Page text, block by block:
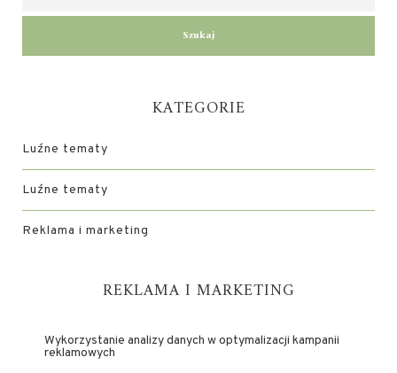
KATEGORIE
Luźne tematy
Luźne tematy
Reklama i marketing
REKLAMA I MARKETING
Wykorzystanie analizy danych w optymalizacji kampanii
reklamowych